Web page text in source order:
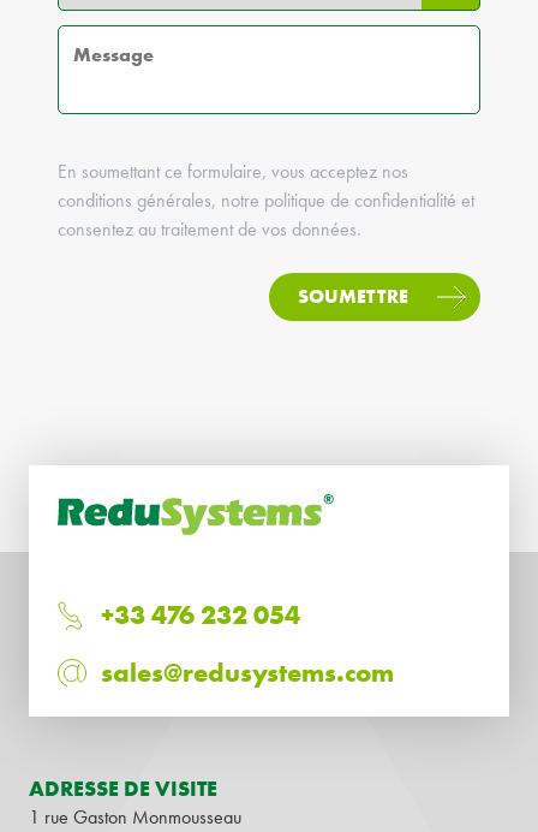
En soumettant ce formulaire, vous acceptez nos
conditions générales, notre politique de confidentialité et
consentez au traitement de vos données.
SOUMETTRE
+33 476 232 054
sales@redusystems.com
ADRESSE DE VISITE
1 rue Gaston Monmousseau